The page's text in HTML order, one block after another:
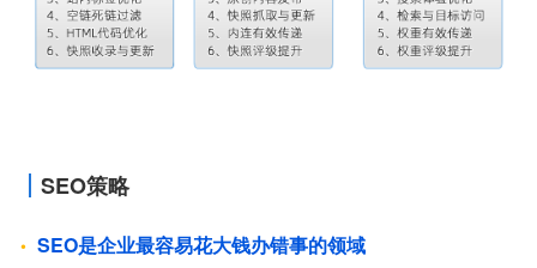
SEO策略
SEO是企业最容易花大钱办错事的领域